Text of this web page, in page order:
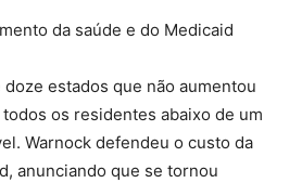
da saúde e do Medicaid
estados que não aumentou
os residentes abaixo de um
Warnock defendeu o custo da
anunciando que se tornou